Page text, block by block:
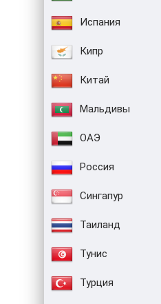
Испания
Кипр
Китай
Мальдивы
ОАЭ
Россия
Сингапур
Таиланд
Тунис
Турция